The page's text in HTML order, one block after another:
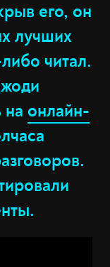
его, он
лучших
читал.
на онлайн-